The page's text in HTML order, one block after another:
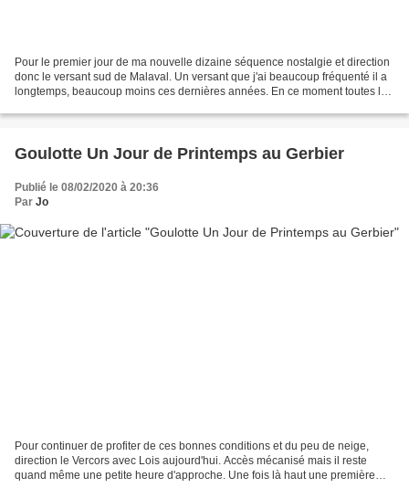
Pour le premier jour de ma nouvelle dizaine séquence nostalgie et direction
donc le versant sud de Malaval. Un versant que j'ai beaucoup fréquenté il a
longtemps, beaucoup moins ces dernières années. En ce moment toutes les
Goulotte Un Jour de Printemps au Gerbier
Publié le 08/02/2020 à 20:36
Par Jo
Pour continuer de profiter de ces bonnes conditions et du peu de neige,
direction le Vercors avec Lois aujourd'hui. Accès mécanisé mais il reste
quand même une petite heure d'approche. Une fois là haut une première